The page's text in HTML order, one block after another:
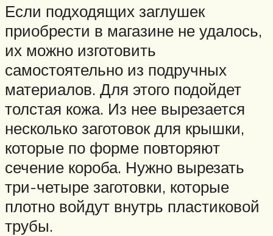
Если подходящих заглушек
приобрести в магазине не удалось,
их можно изготовить
самостоятельно из подручных
материалов. Для этого подойдет
толстая кожа. Из нее вырезается
несколько заготовок для крышки,
которые по форме повторяют
сечение короба. Нужно вырезать
три-четыре заготовки, которые
плотно войдут внутрь пластиковой
трубы.